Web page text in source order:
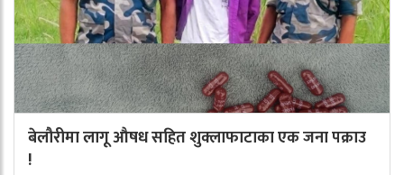
बेलौरीमा लागू औषध सहित शुक्लाफाटाका एक जना पक्राउ
!